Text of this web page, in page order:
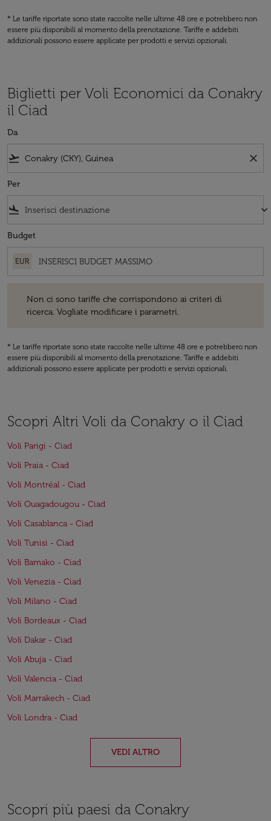
* Le tariffe riportate sono state raccolte nelle ultime 48 ore e potrebbero non
essere più disponibili al momento della prenotazione. Tariffe e addebiti
addizionali possono essere applicate per prodotti e servizi opzionali.
Biglietti per Voli Economici da Conakry
il Ciad
Da
flight_takeoff close
Per
flight_land keyboard_arrow_down
Budget
EUR
Non ci sono tariffe che corrispondono ai criteri di
ricerca. Vogliate modificare i parametri.
* Le tariffe riportate sono state raccolte nelle ultime 48 ore e potrebbero non
essere più disponibili al momento della prenotazione. Tariffe e addebiti
addizionali possono essere applicate per prodotti e servizi opzionali.
Scopri Altri Voli da Conakry o il Ciad
Voli Parigi - Ciad
Voli Praia - Ciad
Voli Montréal - Ciad
Voli Ouagadougou - Ciad
Voli Casablanca - Ciad
Voli Tunisi - Ciad
Voli Bamako - Ciad
Voli Venezia - Ciad
Voli Milano - Ciad
Voli Bordeaux - Ciad
Voli Dakar - Ciad
Voli Abuja - Ciad
Voli Valencia - Ciad
Voli Marrakech - Ciad
Voli Londra - Ciad
VEDI ALTRO
Scopri più paesi da Conakry